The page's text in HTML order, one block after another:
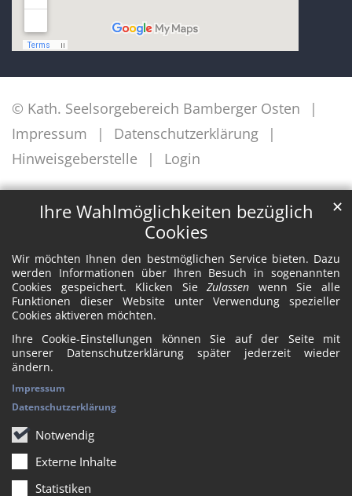
Ihre Wahlmöglichkeiten bezüglich
Cookies
Wir möchten Ihnen den bestmöglichen Service bieten. Dazu
werden Informationen über Ihren Besuch in sogenannten
Cookies gespeichert. Klicken SieZulassen wenn Sie alle
Funktionen dieser Website unter Verwendung spezieller
Cookies aktiveren möchten.
Ihre Cookie-Einstellungen können Sie auf der Seite mit
unserer Datenschutzerklärung später jederzeit wieder
ändern.
Notwendig
Externe Inhalte
Statistiken
✕
Impressum
Datenschutzerklärung
© Kath. Seelsorgebereich Bamberger Osten
Impressum
Datenschutzerklärung
Hinweisgeberstelle
Login